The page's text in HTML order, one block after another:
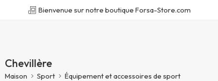
Bienvenue sur notre boutique Forsa-Store.com
Chevillère
Maison Sport Équipement et accessoires de sport